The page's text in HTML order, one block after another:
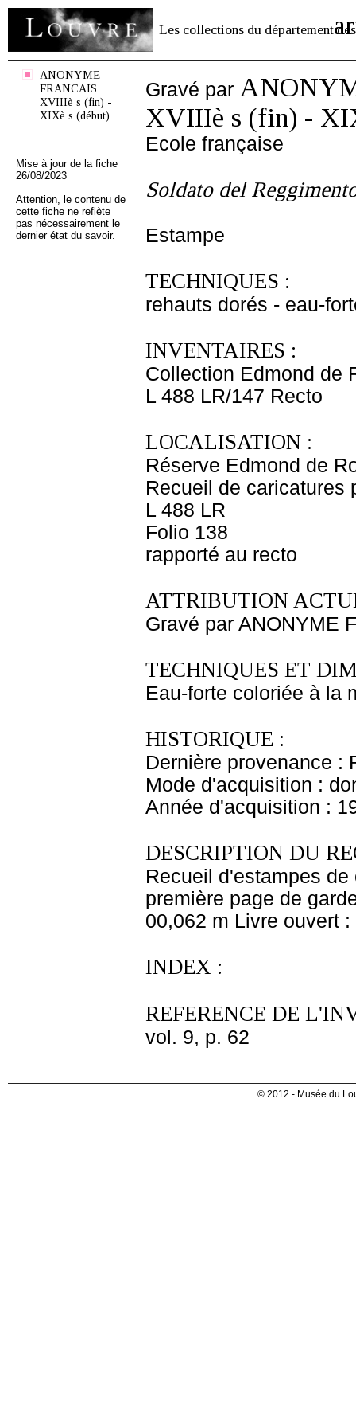
Les collections du département des
ANONYME
FRANCAIS
XVIIIè s (fin) -
XIXè s (début)
Mise à jour de la fiche
26/08/2023
Attention, le contenu de
cette fiche ne reflète
pas nécessairement le
dernier état du savoir.
Gravé par
XVIIIè s (fin) -
Ecole française
Soldato del
Estampe
TECHNIQUES :
rehauts dorés - eau-
INVENTAIRES :
Collection Edmond de
L 488 LR/147 Recto
LOCALISATION :
Réserve Edmond de
Recueil de caricatures
L 488 LR
Folio 138
rapporté au recto
ATTRIBUTION
Gravé par ANONYME
TECHNIQUES ET
Eau-forte coloriée à la
HISTORIQUE :
Dernière provenance :
Mode d'acquisition :
Année d'acquisition :
DESCRIPTION DU
Recueil d'estampes
première page de
00,062 m Livre ouvert
INDEX :
REFERENCE DE
vol. 9, p. 62
© 2012 - Musée du